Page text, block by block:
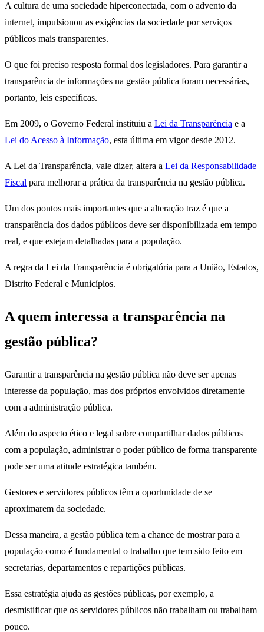
A cultura de uma sociedade hiperconectada, com o advento da
internet, impulsionou as exigências da sociedade por serviços
públicos mais transparentes.
O que foi preciso resposta formal dos legisladores. Para garantir a
transparência de informações na gestão pública foram necessárias,
portanto, leis específicas.
Em 2009, o Governo Federal instituiu a Lei da Transparência e a
Lei do Acesso à Informação, esta última em vigor desde 2012.
A Lei da Transparência, vale dizer, altera a Lei da Responsabilidade
Fiscal para melhorar a prática da transparência na gestão pública.
Um dos pontos mais importantes que a alteração traz é que a
transparência dos dados públicos deve ser disponibilizada em tempo
real, e que estejam detalhadas para a população.
A regra da Lei da Transparência é obrigatória para a União, Estados,
Distrito Federal e Municípios.
A quem interessa a transparência na
gestão pública?
Garantir a transparência na gestão pública não deve ser apenas
interesse da população, mas dos próprios envolvidos diretamente
com a administração pública.
Além do aspecto ético e legal sobre compartilhar dados públicos
com a população, administrar o poder público de forma transparente
pode ser uma atitude estratégica também.
Gestores e servidores públicos têm a oportunidade de se
aproximarem da sociedade.
Dessa maneira, a gestão pública tem a chance de mostrar para a
população como é fundamental o trabalho que tem sido feito em
secretarias, departamentos e repartições públicas.
Essa estratégia ajuda as gestões públicas, por exemplo, a
desmistificar que os servidores públicos não trabalham ou trabalham
pouco.